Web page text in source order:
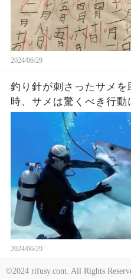
2024/06/29
釣り針が刺さったサメ
時、サメは驚くべき行動
2024/06/29
©2024 rifusy.com. All Rights